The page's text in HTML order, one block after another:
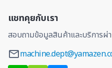
แชทคุยกับเรา
สอบถามข้อมูลสินค้าและบริการผ่